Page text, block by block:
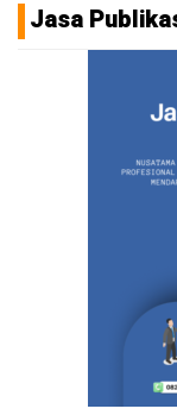
Jasa